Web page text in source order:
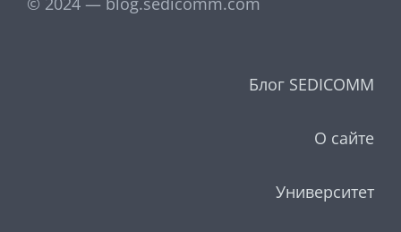
Блог SEDICOMM
О сайте
Университет